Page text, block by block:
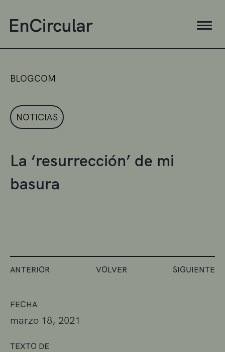
FECHA
marzo 18, 2021
TEXTO DE
BLOGCOM
NOTICIAS
La ‘resurrección’ de mi
basura
ANTERIOR VOLVER SIGUIENTE